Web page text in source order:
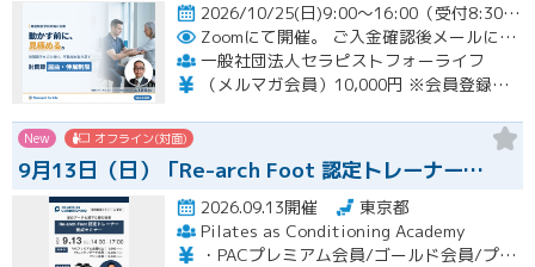
2026/10/25(日)9:00～16:00（受付8:30～） （※途中、１時間のお昼休憩あり）開催
Zoomにて開催。
ご入金確認後メールにてURLをお知らせいたします。
一般社団法人セラピストフォーライフ
（メルマガ会員）10,000円 ※会員登録はホームページより無料で行って頂けます。 会員限定特典あり！
New オフライン(対面)
9月13日（日）「Re-arch Foot 認定トレーナー…
2026.09.13開催
東京都
Pilates as Conditioning Academy
・PACプレミアム会員/ゴールド会員/プラチナ会員：9,900円（税込） ・PACスタンダード会員：13,200円（税込） ・フリー会員：16,500円（税込）